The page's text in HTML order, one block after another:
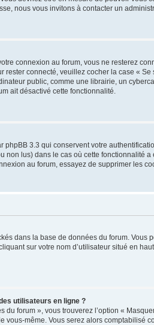
nous vous invitons à contacter un
connexion au forum, vous ne resterez
rester connecté, veuillez cocher la case «
public, comme une librairie, un
ait désactivé cette fonctionnalité.
phpBB 3.3 qui conservent votre
non lus) dans le cas où cette fonctionnalité
au forum, essayez de supprimer les
dans la base de données du forum.
sur votre nom d’utilisateur situé en
utilisateurs en ligne ?
du forum », vous trouverez l’option «
vous-même. Vous serez alors comptabilisé